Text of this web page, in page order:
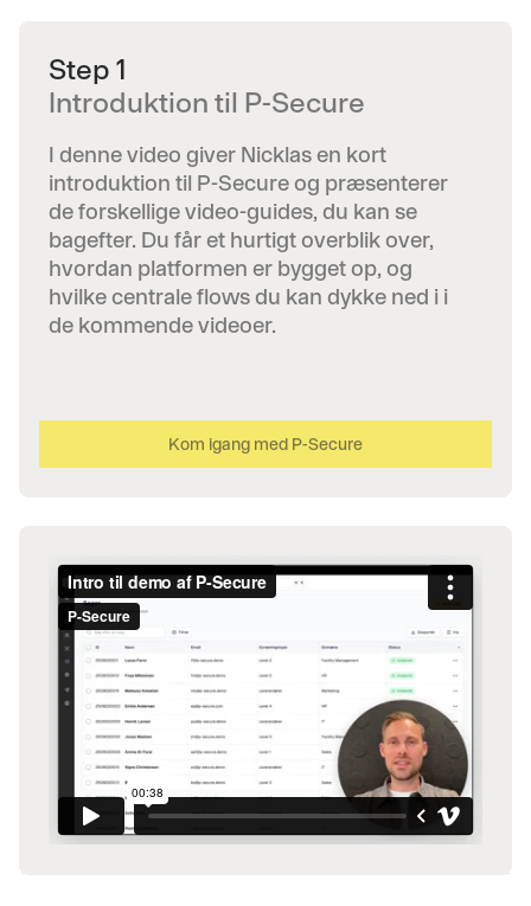
Step 1
Introduktion til P-Secure
I denne video giver Nicklas en kort
introduktion til P-Secure og præsenterer
de forskellige video-guides, du kan se
bagefter. Du får et hurtigt overblik over,
hvordan platformen er bygget op, og
hvilke centrale flows du kan dykke ned i i
de kommende videoer.
Kom igang med P-Secure